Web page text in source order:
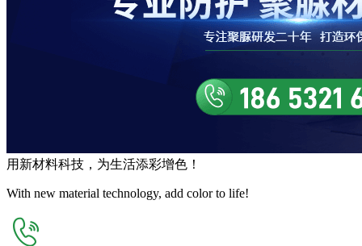
用 新材料科技，为生活添彩增色 ！
With new material technology, add color to life!